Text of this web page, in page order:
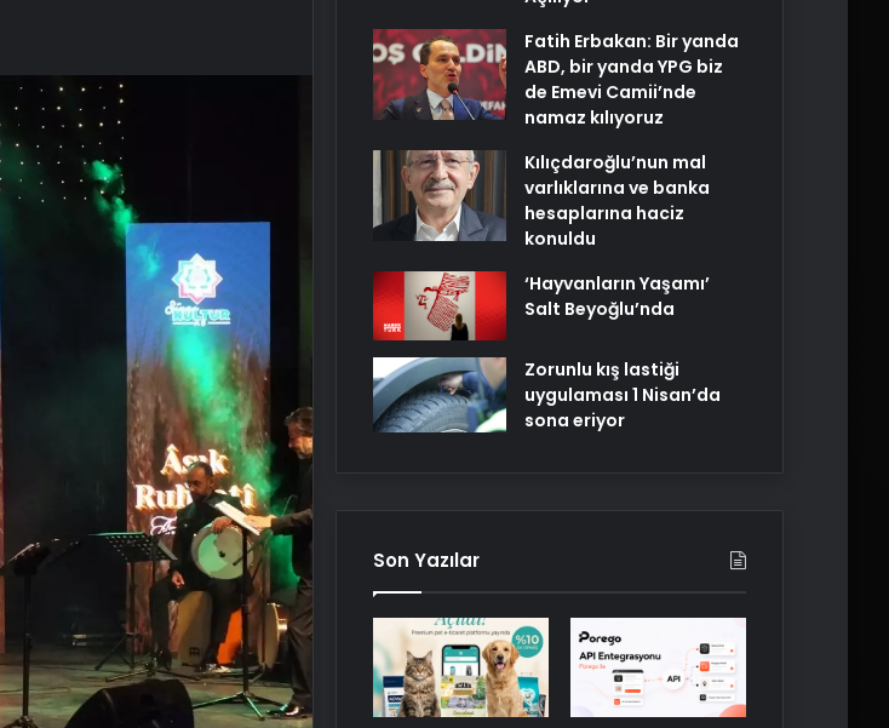
Fatih Erbakan: Bir yanda
ABD, bir yanda YPG biz
de Emevi Camii’nde
namaz kılıyoruz
Kılıçdaroğlu’nun mal
varlıklarına ve banka
hesaplarına haciz
konuldu
‘Hayvanların Yaşamı’
Salt Beyoğlu’nda
Zorunlu kış lastiği
uygulaması 1 Nisan’da
sona eriyor
Son Yazılar